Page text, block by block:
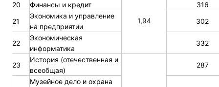
1,94
20
Финансы и кредит
316
21
Экономика и управление
на предприятии
302
22
Экономическая
информатика
332
23
История (отечественная и
всеобщая)
287
Музейное дело и охрана